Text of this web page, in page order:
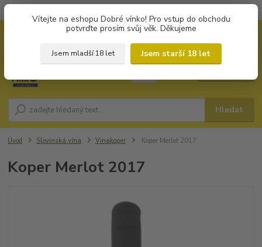
Vítejte na eshopu Dobré vínko! Pro vstup do obchodu
potvrďte prosím svůj věk. Děkujeme
Jsem mladší 18 let
Jsem starší 18 let
Hledat
Úvod Slovinská vína Vinakoper Koper Merlot 2017
Koper Merlot 2017